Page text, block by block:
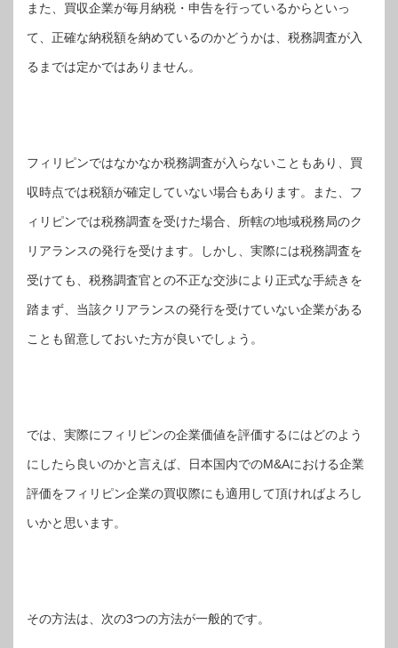
また、買収企業が毎月納税・申告を行っているからといっ
て、正確な納税額を納めているのかどうかは、税務調査が入
るまでは定かではありません。
フィリピンではなかなか税務調査が入らないこともあり、買
収時点では税額が確定していない場合もあります。また、フ
ィリピンでは税務調査を受けた場合、所轄の地域税務局のク
リアランスの発行を受けます。しかし、実際には税務調査を
受けても、税務調査官との不正な交渉により正式な手続きを
踏まず、当該クリアランスの発行を受けていない企業がある
ことも留意しておいた方が良いでしょう。
では、実際にフィリピンの企業価値を評価するにはどのよう
にしたら良いのかと言えば、日本国内でのM&Aにおける企業
評価をフィリピン企業の買収際にも適用して頂ければよろし
いかと思います。
その方法は、次の3つの方法が一般的です。